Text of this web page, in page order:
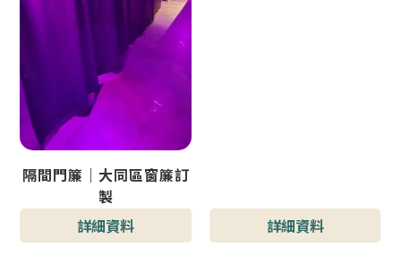
隔間門簾｜大同區窗簾訂
製
型號 : 小酒吧隔間門簾
詳細資料 詳細資料